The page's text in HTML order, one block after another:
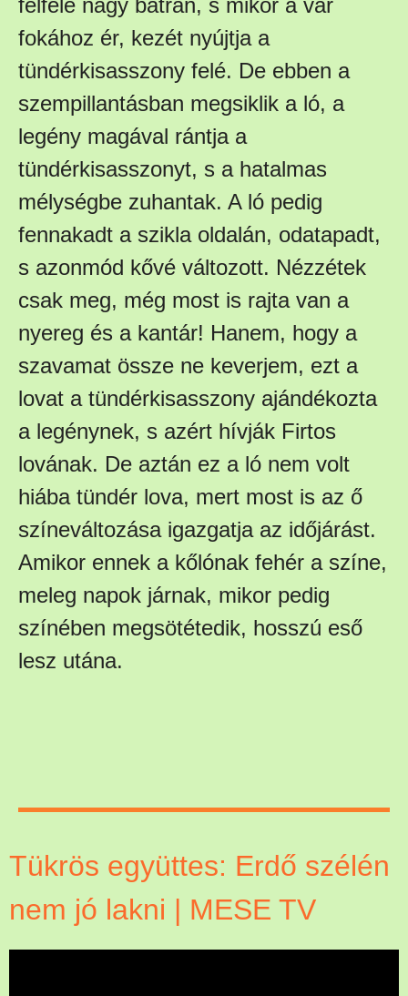
fokához ér, kezét nyújtja a
tündérkisasszony felé. De ebben a
szempillantásban megsiklik a ló, a
legény magával rántja a
tündérkisasszonyt, s a hatalmas
mélységbe zuhantak. A ló pedig
fennakadt a szikla oldalán, odatapadt,
s azonmód kővé változott. Nézzétek
csak meg, még most is rajta van a
nyereg és a kantár! Hanem, hogy a
szavamat össze ne keverjem, ezt a
lovat a tündérkisasszony ajándékozta
a legénynek, s azért hívják Firtos
lovának. De aztán ez a ló nem volt
hiába tündér lova, mert most is az ő
színeváltozása igazgatja az időjárást.
Amikor ennek a kőlónak fehér a színe,
meleg napok járnak, mikor pedig
színében megsötétedik, hosszú eső
lesz utána.
Tükrös együttes: Erdő szélén
nem jó lakni | MESE TV